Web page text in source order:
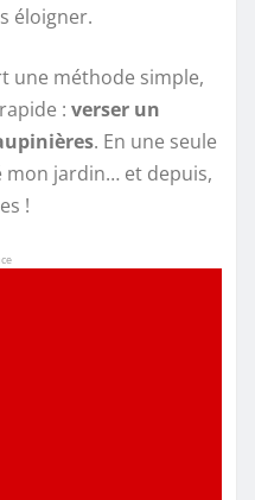
éloigner.
une méthode simple,
: verser un
. En une seule
mon jardin… et depuis,
!